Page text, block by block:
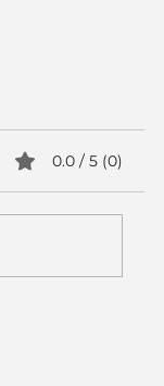
0.0 / 5 (0)